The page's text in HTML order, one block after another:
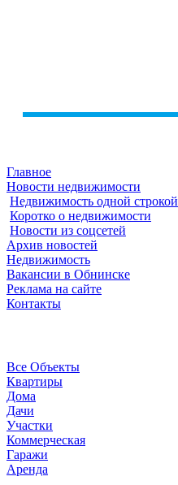
Главное
Новости недвижимости
Недвижимость одной строкой
Коротко о недвижимости
Новости из соцсетей
Архив новостей
Недвижимость
Вакансии в Обнинске
Реклама на сайте
Контакты
Все Объекты
Квартиры
Дома
Дачи
Участки
Коммерческая
Гаражи
Аренда